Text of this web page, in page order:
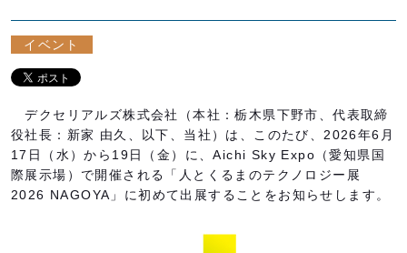
イベント
デクセリアルズ株式会社（本社：栃木県下野市、代表取締
役社長：新家 由久、以下、当社）は、このたび、2026年6月
17日（水）から19日（金）に、Aichi Sky Expo（愛知県国
際展示場）で開催される「人とくるまのテクノロジー展
2026 NAGOYA」に初めて出展することをお知らせします。